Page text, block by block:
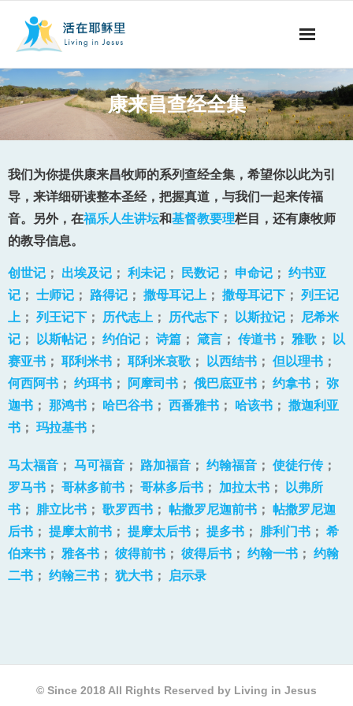
事工概要
阅读文章
永生之道
奉献支持
其他语言
康来昌查经全集
我们为你提供康来昌牧师的系列查经全集，希望你以此为引
导，来详细研读整本圣经，把握真道，与我们一起来传福
音。另外，在福乐人生讲坛和基督教要理栏目，还有康牧师
的教导信息。
创世记 ； 出埃及记 ； 利未记 ； 民数记 ； 申命记 ； 约书亚
记 ； 士师记 ； 路得记 ； 撒母耳记上 ； 撒母耳记下 ； 列王记
上 ； 列王记下 ； 历代志上 ； 历代志下 ； 以斯拉记 ；
尼希米
记 ； 以斯帖记 ； 约伯记 ； 诗篇 ； 箴言 ； 传道书 ； 雅歌 ；
以
赛亚书 ； 耶利米书 ； 耶利米哀歌 ； 以西结书 ； 但以理书 ；
何西阿书 ； 约珥书 ； 阿摩司书 ； 俄巴底亚书 ； 约拿书 ； 弥
迦书 ； 那鸿书 ； 哈巴谷书 ； 西番雅书 ； 哈该书 ； 撒迦利亚
书 ； 玛拉基书 ；
马太福音 ； 马可福音 ； 路加福音 ； 约翰福音 ； 使徒行传；
罗马书 ； 哥林多前书 ； 哥林多后书 ； 加拉太书 ；
以弗所
书 ； 腓立比书 ； 歌罗西书 ； 帖撒罗尼迦前书 ； 帖撒罗尼迦
后书 ； 提摩太前书 ； 提摩太后书 ； 提多书 ； 腓利门书 ； 希
伯来书 ； 雅各书 ； 彼得前书 ； 彼得后书 ； 约翰一书 ； 约翰
二书 ； 约翰三书 ； 犹大书 ； 启示录
© Since 2018 All Rights Reserved by Living in Jesus